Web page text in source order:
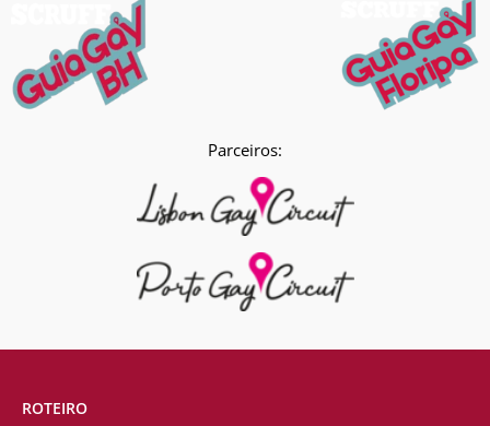
Parceiros:
ROTEIRO